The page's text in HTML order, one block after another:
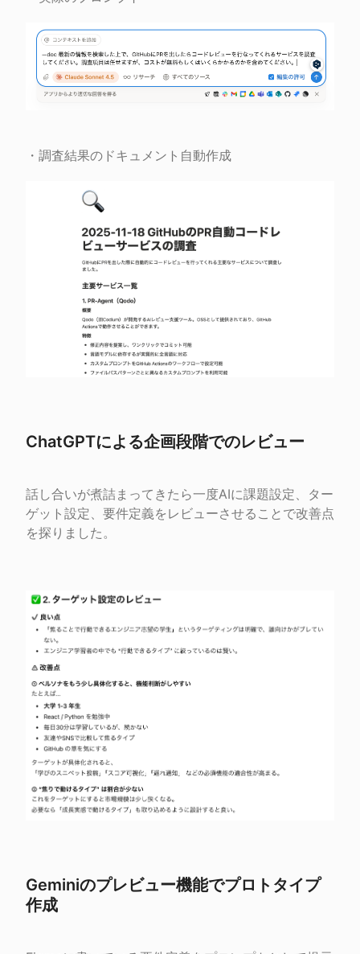
ChatGPTによる企画段階でのレビュー
話し合いが煮詰まってきたら一度AIに課題設定、ター
ゲット設定、要件定義をレビューさせることで改善点
を探りました。
Geminiのプレビュー機能でプロトタイプ
作成